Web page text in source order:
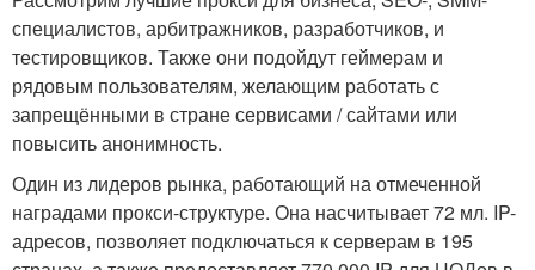
специалистов, арбитражников, разработчиков, и
тестировщиков. Также они подойдут геймерам и
рядовым пользователям, желающим работать с
запрещёнными в стране сервисами / сайтами или
повысить анонимность.
Один из лидеров рынка, работающий на отмеченной
наградами прокси-структуре. Она насчитывает 72 мл. IP-
адресов, позволяет подключаться к серверам в 195